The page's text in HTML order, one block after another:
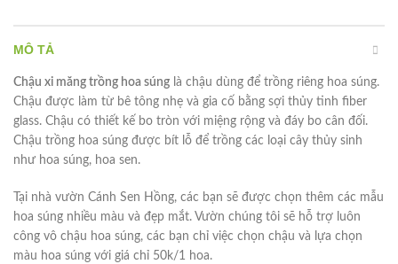
MÔ TẢ
Chậu xi măng trồng hoa súng là chậu dùng để trồng riêng hoa súng.
Chậu được làm từ bê tông nhẹ và gia cố bằng sợi thủy tinh fiber
glass. Chậu có thiết kế bo tròn với miệng rộng và đáy bo cân đối.
Chậu trồng hoa súng được bít lỗ để trồng các loại cây thủy sinh
như hoa súng, hoa sen.
Tại nhà vườn Cánh Sen Hồng, các bạn sẽ được chọn thêm các mẫu
hoa súng nhiều màu và đẹp mắt. Vườn chúng tôi sẽ hỗ trợ luôn
công vô chậu hoa súng, các bạn chỉ việc chọn chậu và lựa chọn
màu hoa súng với giá chỉ 50k/1 hoa.